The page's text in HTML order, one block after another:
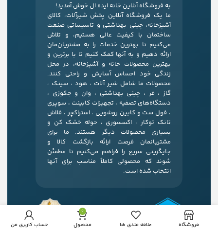
به فروشگاه آنلاین خانه ایده ال خوش آمدید!
ما یک فروشگاه آنلاین پخش شیرآلات، کالای
آشپزخانه، چینی بهداشتی و تاسیساتی صنعت
ساختمان با کیفیت عالی هستیم، و تلاش
می‌کنیم تا بهترین خدمات را به مشتریان‌مان
ارائه دهیم و به آنها کمک کنیم تا با برترین و
بهترین محصولات خانه و آشپزخانه، در محل
زندگی خود احساس آسایش و راحتی کنند.
محصولات ما شامل شیر آلات ، هود ، سینک ،
گاز ، فر ، چینی بهداشتی ، وان و جکوزی ،
دستگاه‌های تصفیه ، تجهیزات کابینت ، سوپری
، فول ست و کابین روشویی ، استراکچر ، فلاش
تانک توکار ، اکسسوری ، حوله خشک کن و
بسیاری محصولات دیگر هستند. ما برای
مشتریانمان فرصت ارائه بازگشت کالا و
جایگزینی سریع را فراهم می‌کنیم تا مطمئن
شوند که محصولی کاملاً مناسب برای آنها
انتخاب شده است.
فروشگاه علاقه مندی ها
0
محصول حساب کاربری من